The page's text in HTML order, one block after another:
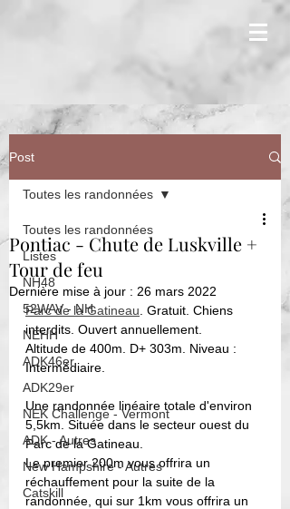
Post
Toutes les randonnées
Listes
NH48
52WAV - NH
NEHH
ADK46er
ADK29er
NEK Challenge - Vermont
ADK - Autres
New Hampshire - Autres
Catskill
Toutes les randonnées
Pontiac - Chute de Luskville +
Tour de feu
Dernière mise à jour : 26 mars 2022
Parc de la Gatineau . Gratuit. Chiens
interdits. Ouvert annuellement.
Altitude de 400m. D+ 303m. Niveau :
Intermédiaire.
Une randonnée linéaire totale d'environ
5,5km. Située dans le secteur ouest du
Parc de la Gatineau.
Le premier 200m vous offrira un
réchauffement pour la suite de la
randonnée, qui sur 1km vous offrira un